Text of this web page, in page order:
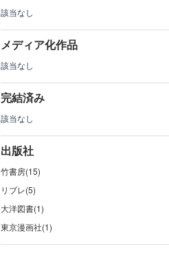
該当なし
メディア化作品
該当なし
完結済み
該当なし
出版社
竹書房(15)
リブレ(5)
大洋図書(1)
東京漫画社(1)